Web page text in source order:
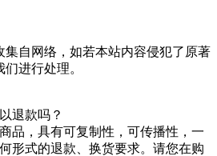
集自网络，如若本站内容侵犯了原著
进行处理。
退款吗？
品，具有可复制性，可传播性，一
形式的退款、换货要求。请您在购